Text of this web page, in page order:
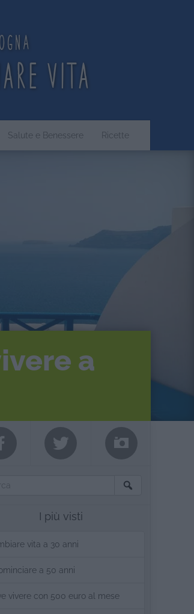
vita
Salute e Benessere Ricette
a
I più visti
vita a 30 anni
a 50 anni
vivere con 500 euro al mese